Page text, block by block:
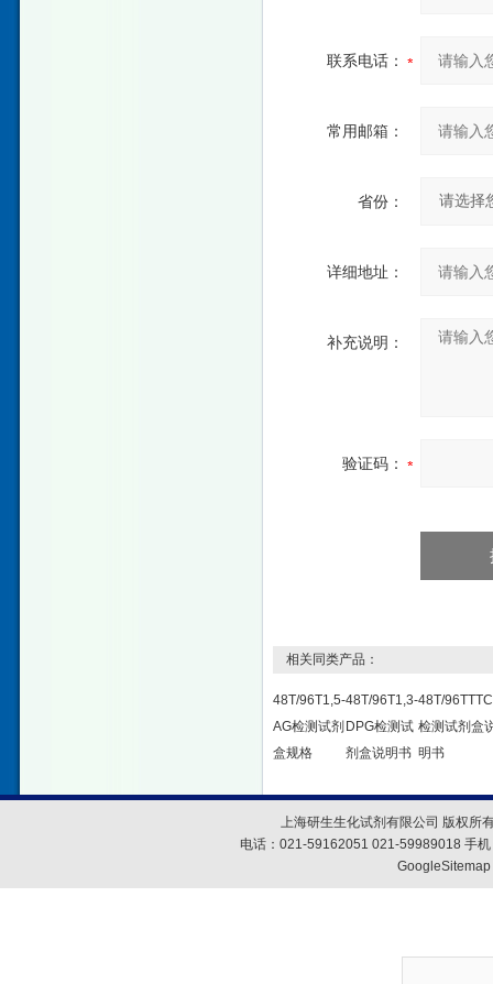
联系电话：
常用邮箱：
省份：
详细地址：
补充说明：
验证码：
相关同类产品：
48T/96T1,5-
AG检测试剂
盒规格
48T/96T1,3-
DPG检测试
剂盒说明书
48T/
检测试剂盒
明书
上海研生生化试剂有限公司 版权所
电话：021-59162051 021-59989018 手
GoogleSitemap